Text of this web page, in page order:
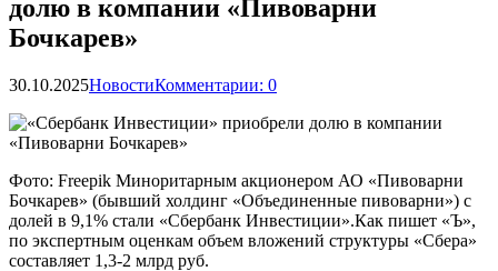
долю в компании «Пивоварни
Бочкарев»
30.10.2025НовостиКомментарии: 0
Фото: Freepik Миноритарным акционером АО «Пивоварни
Бочкарев» (бывший холдинг «Объединенные пивоварни») с
долей в 9,1% стали «Сбербанк Инвестиции».Как пишет «Ъ»,
по экспертным оценкам объем вложений структуры «Сбера»
составляет 1,3-2 млрд руб.